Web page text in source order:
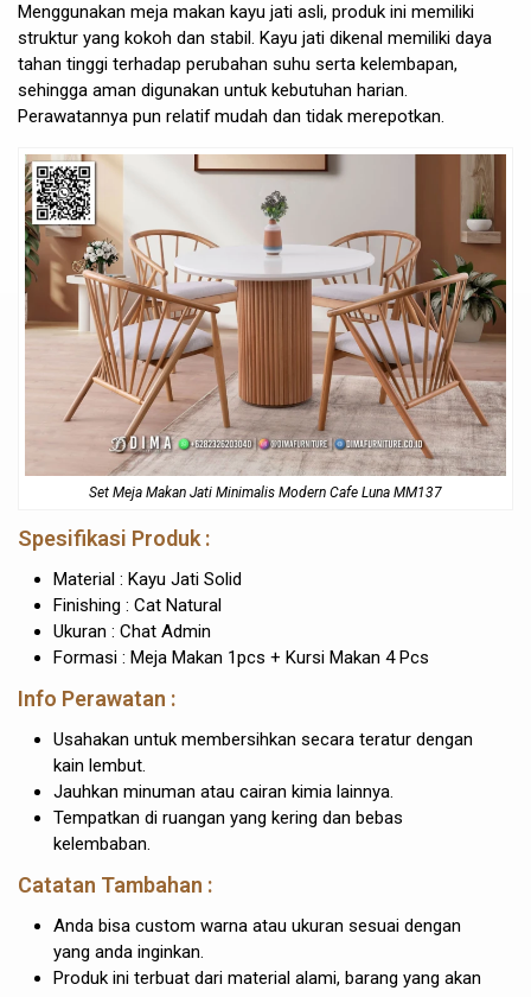
Menggunakan meja makan kayu jati asli, produk ini memiliki
struktur yang kokoh dan stabil. Kayu jati dikenal memiliki daya
tahan tinggi terhadap perubahan suhu serta kelembapan,
sehingga aman digunakan untuk kebutuhan harian.
Perawatannya pun relatif mudah dan tidak merepotkan.
Set Meja Makan Jati Minimalis Modern Cafe Luna MM137
Spesifikasi Produk :
Material : Kayu Jati Solid
Finishing : Cat Natural
Ukuran : Chat Admin
Formasi : Meja Makan 1pcs + Kursi Makan 4 Pcs
Info Perawatan :
Usahakan untuk membersihkan secara teratur dengan
kain lembut.
Jauhkan minuman atau cairan kimia lainnya.
Tempatkan di ruangan yang kering dan bebas
kelembaban.
Catatan Tambahan :
Anda bisa custom warna atau ukuran sesuai dengan
yang anda inginkan.
Produk ini terbuat dari material alami, barang yang akan